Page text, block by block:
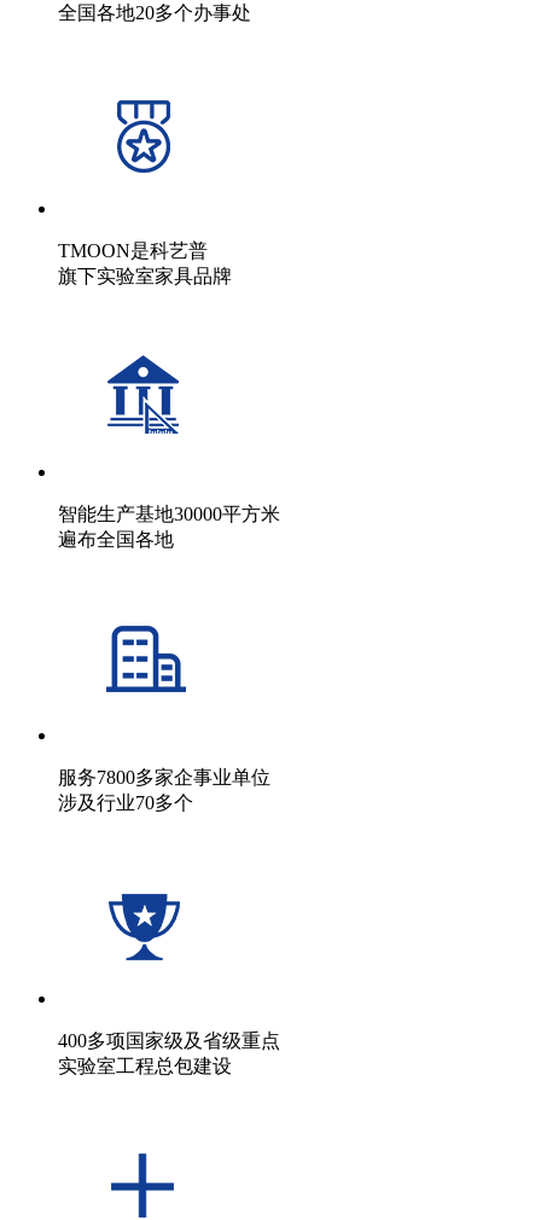
全国各地20多个办事处
TMOON是科艺普
旗下实验室家具品牌
智能生产基地30000平方米
遍布全国各地
服务7800多家企事业单位
涉及行业70多个
400多项国家级及省级重点
实验室工程总包建设